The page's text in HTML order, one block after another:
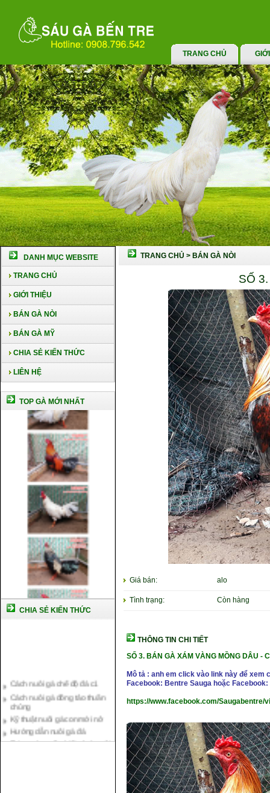
TRANG CHỦ
DANH MỤC WEBSITE
TRANG CHỦ
GIỚI THIỆU
BÁN GÀ NÒI
BÁN GÀ MỸ
CHIA SẺ KIẾN THỨC
LIÊN HỆ
TOP GÀ MỚI NHẤT
CHIA SẺ KIẾN THỨC
Cách nuôi gà đông tảo thuần
chủng
Kỹ thuật nuôi gà con mới nở
Hướng dẫn nuôi gà đá
Tại sao bạn cần biết cách nuôi
gà chọi ?
TRANG CHỦ > BÁN GÀ NÒI
SỐ
Giá bán: alo
Tình trạng: Còn hàng
THÔNG TIN CHI TIẾT
SỐ 3. BÁN GÀ XÁM VÀNG MỒNG DÂU -
Mô tả : anh em click vào link này để
Facebook: Bentre Sauga hoặc Facebook:
https://www.facebook.com/Saugabentre/